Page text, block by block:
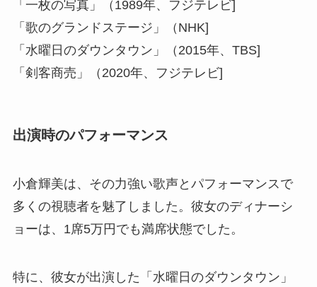
「一枚の写真」（1989年、フジテレビ]
「歌のグランドステージ」（NHK]
「水曜日のダウンタウン」（2015年、TBS]
「剣客商売」（2020年、フジテレビ]
出演時のパフォーマンス
小倉輝美は、その力強い歌声とパフォーマンスで
多くの視聴者を魅了しました。彼女のディナーシ
ョーは、1席5万円でも満席状態でした。
特に、彼女が出演した「水曜日のダウンタウン」